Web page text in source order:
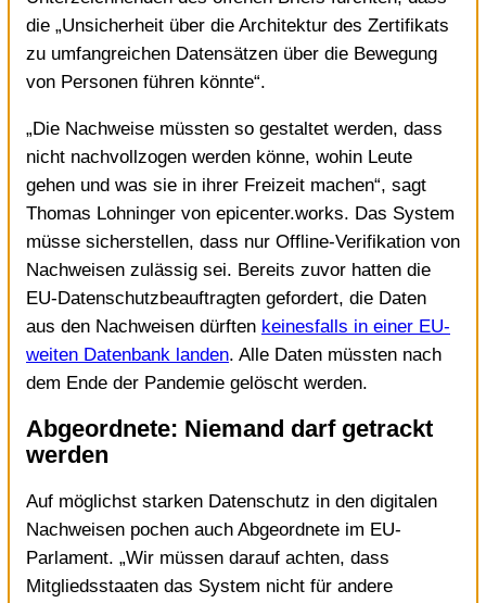
die „Unsicherheit über die Architektur des Zertifikats
zu umfangreichen Datensätzen über die Bewegung
von Personen führen könnte“.
„Die Nachweise müssten so gestaltet werden, dass
nicht nachvollzogen werden könne, wohin Leute
gehen und was sie in ihrer Freizeit machen“, sagt
Thomas Lohninger von epicenter.works. Das System
müsse sicherstellen, dass nur Offline-Verifikation von
Nachweisen zulässig sei. Bereits zuvor hatten die
EU-Datenschutzbeauftragten gefordert, die Daten
aus den Nachweisen dürften keinesfalls in einer EU-
weiten Datenbank landen. Alle Daten müssten nach
dem Ende der Pandemie gelöscht werden.
Abgeordnete: Niemand darf getrackt
werden
Auf möglichst starken Datenschutz in den digitalen
Nachweisen pochen auch Abgeordnete im EU-
Parlament. „Wir müssen darauf achten, dass
Mitgliedsstaaten das System nicht für andere